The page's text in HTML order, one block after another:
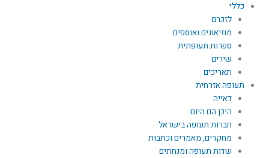
כללי
לזכרם
מוזיאונים ואוספים
ספרות תעופתית
שירים
תאריכים
תעופה אזרחית
דאייה
היכן הם היום
חברות תעופה בישראל
מחקרים, מאמרים וכתבות
שדות תעופה ומנחתים